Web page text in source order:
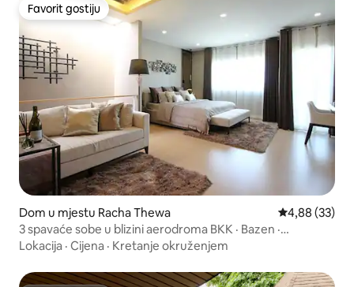
Favorit gostiju
Favorit gostiju
Dom u mjestu Racha Thewa Prosječna
4,88 (33)
3 spavaće sobe u blizini aerodroma BKK · Bazen ·
Samostalna prijava
Lokacija · Cijena · Kretanje okruženjem